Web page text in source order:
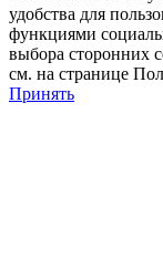
удобства для
функциями
выбора сторонних
см. на странице
Принять